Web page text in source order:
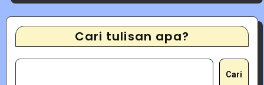
Cari tulisan apa?
Cari